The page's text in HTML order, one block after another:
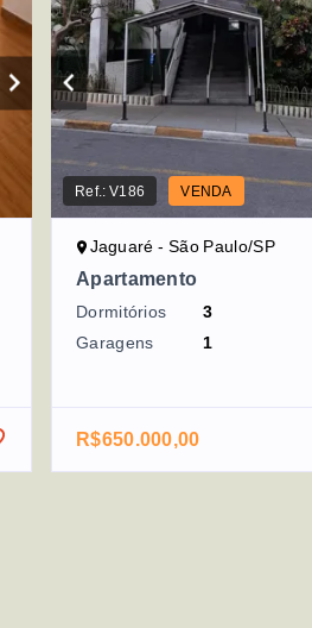
Ref.:V186 VENDA
Jaguaré - São Paulo/SP
Apartamento
Dormitórios
3
Garagens
1
R$650.000,00